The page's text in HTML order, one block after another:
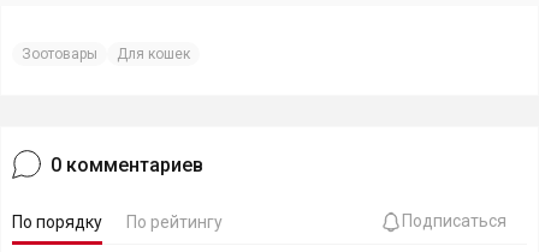
Зоотовары Для кошек
0 комментариев
По порядку По рейтингу Подписаться